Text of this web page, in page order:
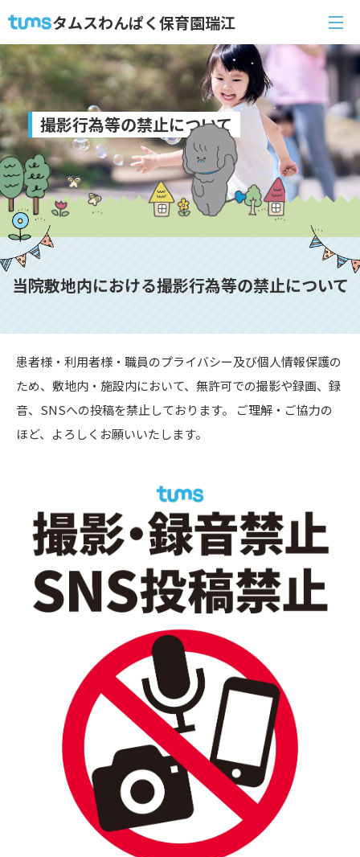
タムスわんぱく保育園瑞江
撮影行為等の禁止について
当院敷地内における撮影行為等の禁止について
患者様・利用者様・職員のプライバシー及び個人情報保護の
ため、敷地内・施設内において、無許可での撮影や録画、録
音、SNSへの投稿を禁止しております。 ご理解・ご協力の
ほど、よろしくお願いいたします。